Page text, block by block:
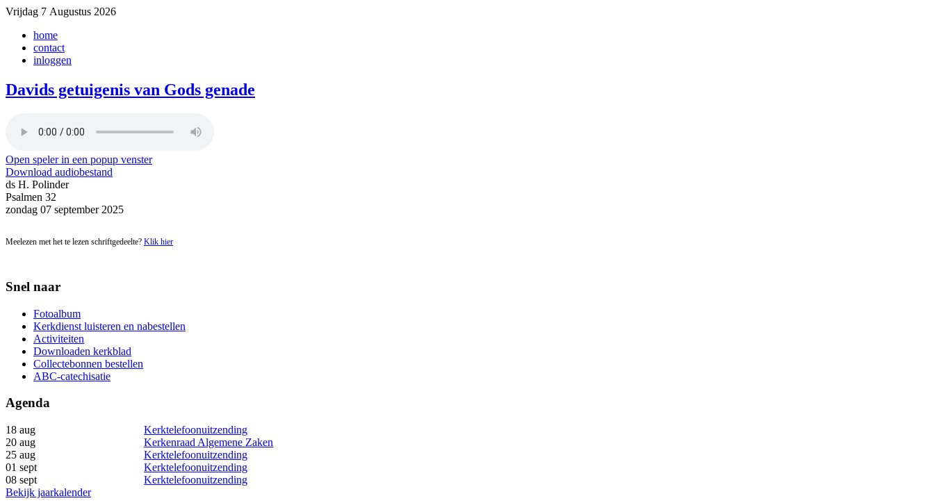
Vrijdag 7 Augustus 2026
home
contact
inloggen
Davids getuigenis van Gods genade
Open speler in een popup venster
Download audiobestand
ds H. Polinder
Psalmen 32
zondag 07 september 2025
Meelezen met het te lezen schriftgedeelte? Klik hier
Snel naar
Fotoalbum
Kerkdienst luisteren en nabestellen
Activiteiten
Downloaden kerkblad
Collectebonnen bestellen
ABC-catechisatie
Agenda
18 aug
Kerktelefoonuitzending
20 aug
Kerkenraad Algemene Zaken
25 aug
Kerktelefoonuitzending
01 sept
Kerktelefoonuitzending
08 sept
Kerktelefoonuitzending
Bekijk jaarkalender